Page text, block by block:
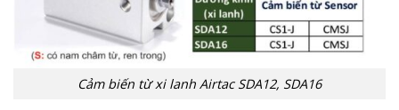
Cảm biến từ xi lanh Airtac SDA12, SDA16